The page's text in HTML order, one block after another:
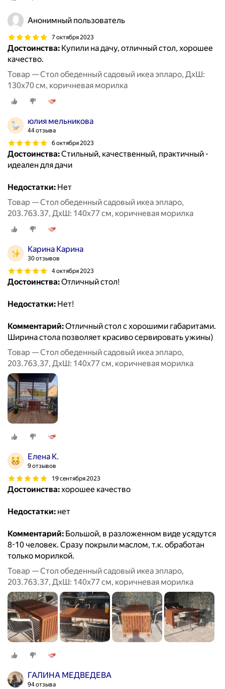
Анонимный пользователь
7 октября 2023
Достоинства: Купили на дачу, отличный стол, хорошее
качество.
Товар — Стол обеденный садовый икеа эпларо, ДхШ:
130х70 см, коричневая морилка
юлия мельникова
44 отзыва
6 октября 2023
Достоинства:Стильный, качественный, практичный -
идеален для дачи
Недостатки: Нет
Товар — Стол обеденный садовый икеа эпларо,
203.763.37, ДхШ: 140х77 см, коричневая морилка
Карина Карина
30 отзывов
4 октября 2023
Достоинства:Отличный стол!
Недостатки: Нет!
Комментарий:Отличный стол с хорошими габаритами.
Ширина стола позволяет красиво сервировать ужины)
Товар — Стол обеденный садовый икеа эпларо,
203.763.37, ДхШ: 140х77 см, коричневая морилка
Елена К.
9 отзывов
19 сентября 2023
Достоинства:хорошее качество
Недостатки: нет
Комментарий: Большой, в разложенном виде усядутся
8-10 человек. Сразу покрыли маслом, т.к. обработан
только морилкой.
Товар — Стол обеденный садовый икеа эпларо,
203.763.37, ДхШ: 140х77 см, коричневая морилка
ГАЛИНА МЕДВЕДЕВА
94 отзыва